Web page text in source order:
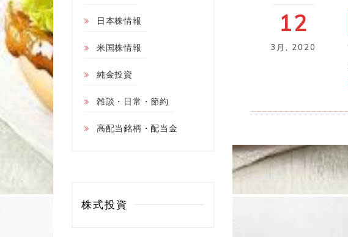
12
3月 , 2020
日本株情報
米国株情報
純金投資
雑談・日常・節約
高配当銘柄・配当金
株式投資